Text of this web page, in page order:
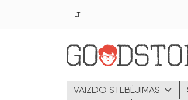
LT
VAIZDO STEBĖJIMAS